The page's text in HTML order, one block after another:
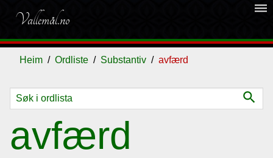
Vallemål.no
dehaze
Heim Ordliste Substantiv avfærd
search
avfærd
Ordliste
Om